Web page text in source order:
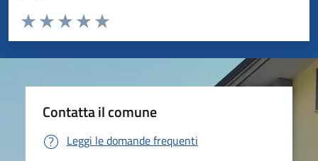
Valuta da 1 a 5 stelle la pagina
Valuta 5 stelle su 5
Valuta 4 stelle su 5
Valuta 3 stelle su 5
Valuta 2 stelle su 5
Valuta 1 stelle su 5
Contatta il comune
Leggi le domande frequenti